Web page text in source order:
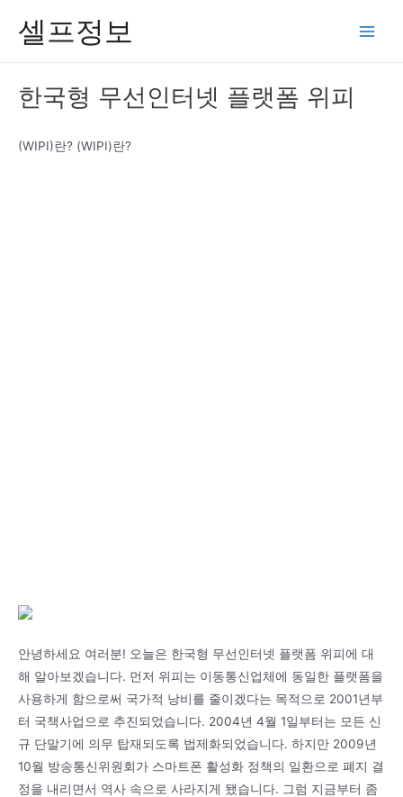
셀프정보
한국형 무선인터넷 플랫폼 위피
(WIPI)란? (WIPI)란?
안녕하세요 여러분! 오늘은 한국형 무선인터넷 플랫폼 위피에 대
해 알아보겠습니다. 먼저 위피는 이동통신업체에 동일한 플랫폼을
사용하게 함으로써 국가적 낭비를 줄이겠다는 목적으로 2001년부
터 국책사업으로 추진되었습니다. 2004년 4월 1일부터는 모든 신
규 단말기에 의무 탑재되도록 법제화되었습니다. 하지만 2009년
10월 방송통신위원회가 스마트폰 활성화 정책의 일환으로 폐지 결
정을 내리면서 역사 속으로 사라지게 됐습니다. 그럼 지금부터 좀